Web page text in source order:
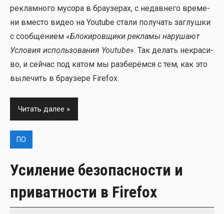
реклам­но­го мусо­ра в бра­у­зе­рах, с недав­не­го вре­ме­
ни вме­сто видео на Youtube ста­ли полу­чать заглуш­ки
с сооб­ще­ни­ем «Бло­ки­ров­щи­ки рекла­мы нару­ша­ют
Усло­вия исполь­зо­ва­ния Youtube». Так делать некра­си­
во, и сей­час под катом мы раз­бе­рём­ся с тем, как это
выле­чить в бра­у­зе­ре Firefox.
Читать далее
ПО
Усиление безопасности и
приватности в Firefox